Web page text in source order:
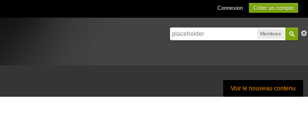
Connexion Créer un compte
Membres
Voir le nouveau contenu